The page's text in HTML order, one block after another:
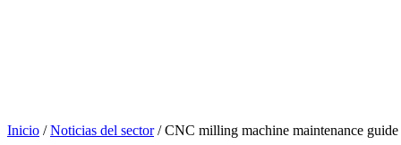
Inicio /Noticias del sector/ CNC milling machine maintenance guide